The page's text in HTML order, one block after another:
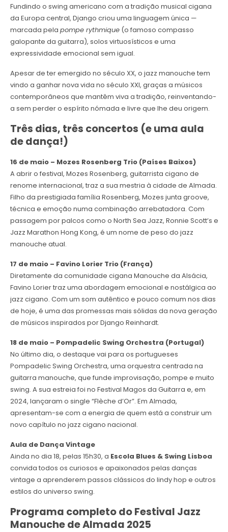
Fundindo o swing americano com a tradição musical cigana
da Europa central, Django criou uma linguagem única —
marcada pela pompe rythmique(o famoso compasso
galopante da guitarra), solos virtuosísticos e uma
expressividade emocional sem igual.
Apesar de ter emergido no século XX, o jazz manouche tem
vindo a ganhar nova vida no século XXI, graças a músicos
contemporâneos que mantêm viva a tradição, reinventando-
a sem perder o espírito nómada e livre que lhe deu origem.
Três dias, três concertos (e uma aula
de dança!)
16 de maio – Mozes Rosenberg Trio (Países Baixos)
A abrir o festival, Mozes Rosenberg, guitarrista cigano de
renome internacional, traz a sua mestria à cidade de Almada.
Filho da prestigiada família Rosenberg, Mozes junta groove,
técnica e emoção numa combinação arrebatadora. Com
passagem por palcos como o North Sea Jazz, Ronnie Scott’s e
Jazz Marathon Hong Kong, é um nome de peso do jazz
manouche atual.
17 de maio – Favino Lorier Trio (França)
Diretamente da comunidade cigana Manouche da Alsácia,
Favino Lorier traz uma abordagem emocional e nostálgica ao
jazz cigano. Com um som autêntico e pouco comum nos dias
de hoje, é uma das promessas mais sólidas da nova geração
de músicos inspirados por Django Reinhardt.
18 de maio – Pompadelic Swing Orchestra (Portugal)
No último dia, o destaque vai para os portugueses
Pompadelic Swing Orchestra, uma orquestra centrada na
guitarra manouche, que funde improvisação, pompe e muito
swing. A sua estreia foi no Festival Magos da Guitarra e, em
2024, lançaram o single “Flèche d’Or”. Em Almada,
apresentam-se com a energia de quem está a construir um
novo capítulo no jazz cigano nacional.
Aula de Dança Vintage
Ainda no dia 18, pelas 15h30, a Escola Blues & Swing Lisboa
convida todos os curiosos e apaixonados pelas danças
vintage a aprenderem passos clássicos do lindy hop e outros
estilos do universo swing.
Programa completo do Festival Jazz
Manouche de Almada 2025